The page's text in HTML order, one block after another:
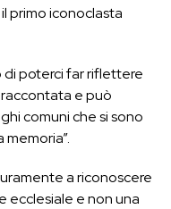
primo iconoclasta
di poterci far riflettere
e può
comuni che si sono
a riconoscere
ecclesiale e non una